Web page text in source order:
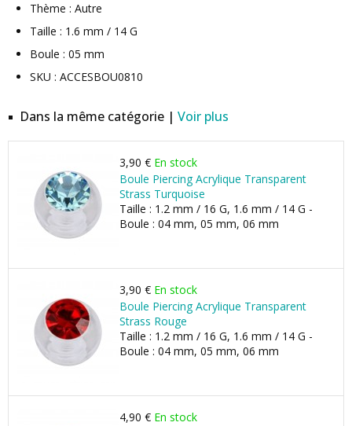
Thème : Autre
Taille : 1.6 mm / 14 G
Boule : 05 mm
SKU : ACCESBOU0810
Dans la même catégorie | Voir plus
3,90 € En stock
Boule Piercing Acrylique Transparent
Strass Turquoise
Taille : 1.2 mm / 16 G, 1.6 mm / 14 G -
Boule : 04 mm, 05 mm, 06 mm
3,90 € En stock
Boule Piercing Acrylique Transparent
Strass Rouge
Taille : 1.2 mm / 16 G, 1.6 mm / 14 G -
Boule : 04 mm, 05 mm, 06 mm
4,90 € En stock